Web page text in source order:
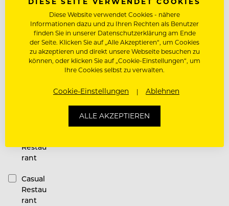
Hotel
Schiffe
Restau
rant
Casual
Restau
rant
Diese Website verwendet Cookies - nähere
Informationen dazu und zu Ihren Rechten als Benutzer
finden Sie in unserer Datenschutzerklärung am Ende
der Seite. Klicken Sie auf „Alle Akzeptieren“, um Cookies
zu akzeptieren und direkt unsere Webseite besuchen zu
können, oder klicken Sie auf „Cookie-Einstellungen“, um
Ihre Cookies selbst zu verwalten.
Cookie-Einstellungen Ablehnen
ALLE AKZEPTIEREN